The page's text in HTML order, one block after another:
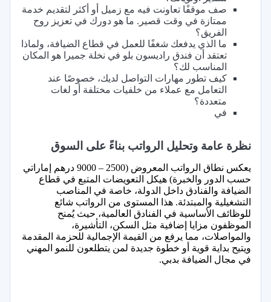
صف موقفًا تعاونت فيه مع زميل أو أكثر لتقديم خدمة
ممتازة في وقت قصير. ما هو دورك في تعزيز روح
الفريق؟
ما الذي يدفعك شغفًا للعمل في قطاع الضيافة، ولماذا
تعتقد أن فندق راديسون بلو في نخلة جميرا هو المكان
المناسب لك؟
كيف تطور مهارات التواصل لديك، خصوصًا عند
التعامل مع عملاء من خلفيات مختلفة أو لغات
متعددة؟
في
نظرة عامة وتحليل الرواتب بناءً على السوق
يعكس نطاق الرواتب المعروض (2500 – 9000 درهم إماراتي
حسب الدور والخبرة) هيكل التعويضات المتبع في قطاع
الضيافة والفنادق داخل الدولة، خاصة في المناصب
التشغيلية والمبتدئة. هذا المستوى من الرواتب شائع
للوظائف الأساسية في الفنادق العالمية، حيث يُمنح
الموظفون مزايا إضافية مثل السكن، التأشيرة،
والمواصلات، مما يرفع من القيمة الإجمالية للحزمة المقدمة
ويتيح بداية قوية أو خطوة جديدة لمن يتطلعون للنمو المهني
في مجال الضيافة بدبي.